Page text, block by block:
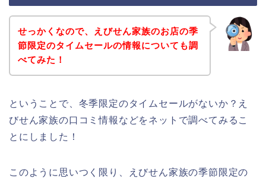
せっかくなので、えびせん家族のお店の季
節限定のタイムセールの情報についても調
べてみた！
ということで、冬季限定のタイムセールがないか？え
びせん家族の口コミ情報などをネットで調べてみるこ
とにしました！
このように思いつく限り、えびせん家族の季節限定の